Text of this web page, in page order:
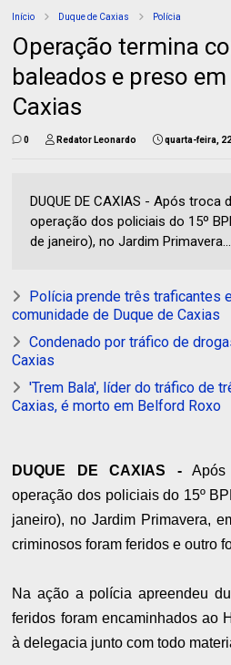
Início Duque de Caxias Polícia
Operação termina
baleados e preso
Caxias
0 Redator Leonardo quarta-feira,
DUQUE DE CAXIAS - Após troca
operação dos policiais do 15º
de janeiro), no Jardim Primavera...
Polícia prende três traficantes
comunidade de Duque de Caxias
Condenado por tráfico de
Caxias
'Trem Bala', líder do tráfico de
Caxias, é morto em Belford Roxo
DUQUE DE CAXIAS -Após
operação dos policiais do 15º
janeiro), no Jardim Primavera,
criminosos foram feridos e outro
Na ação a polícia apreendeu
feridos foram encaminhados ao
à delegacia junto com todo